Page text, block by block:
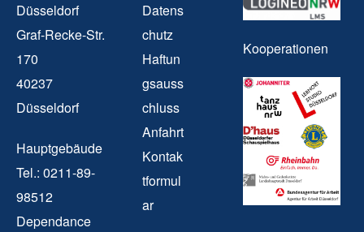
Düsseldorf
Graf-Recke-Str.
170
40237
Düsseldorf
Hauptgebäude
Tel.: 0211-89-
98512
Dependance
Datens
chutz
Haftun
gsauss
chluss
Anfahrt
Kontak
tformul
ar
Kooperationen